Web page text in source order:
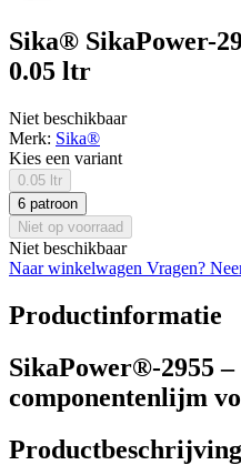
Sika® SikaPower-
0.05 ltr
Niet beschikbaar
Merk: Sika®
Kies een variant
0.05 ltr
6 patroon
Niet op voorraad
Niet beschikbaar
Naar winkelwagen Vragen?
Productinformatie
SikaPower®-2955 –
componentenlijm
Productbeschrijving